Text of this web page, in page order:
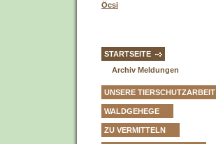
Öcsi
STARTSEITE
Archiv Meldungen
UNSERE TIERSCHUTZARBEIT
WALDGEHEGE
ZU VERMITTELN